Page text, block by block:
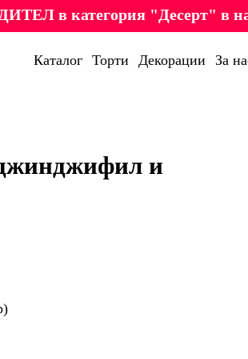
в категория "Десерт" в
Каталог Торти Декорации За
и